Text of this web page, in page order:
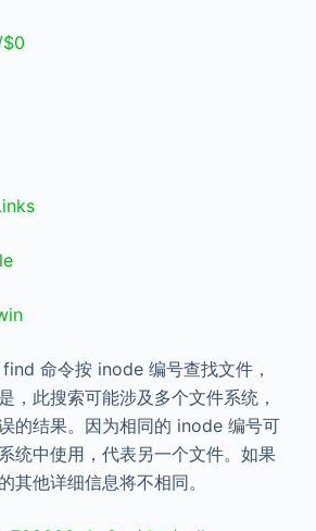
命令按 inode 编号查找文件，
，此搜索可能涉及多个文件系统，
的结果。因为相同的 inode 编号可
统中使用，代表另一个文件。如果
其他详细信息将不相同。